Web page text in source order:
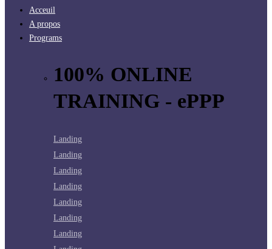
Acceuil
A propos
Programs
100% ONLINE
TRAINING - ePPP
Landing
Landing
Landing
Landing
Landing
Landing
Landing